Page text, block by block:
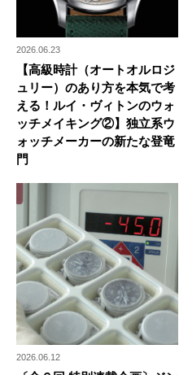
2026.06.23
【高級時計（オートオルロジ
ュリー）のあり方を本気で考
える！ルイ・ヴィトンのウォ
ッチメイキング②】独立系ウ
ォッチメーカーの新たな登竜
門
2026.06.12